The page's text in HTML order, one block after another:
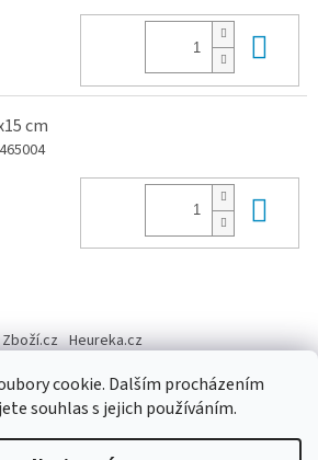
cookie. Dalším procházením
souhlas s jejich používáním.
cm
Zboží.cz Heureka.cz